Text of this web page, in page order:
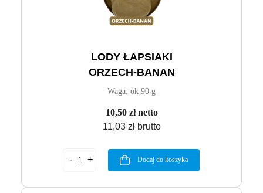
LODY ŁAPSIAKI
ORZECH-BANAN
Waga: ok 90 g
10,50 zł netto
11,03 zł brutto
Dodaj do koszyka